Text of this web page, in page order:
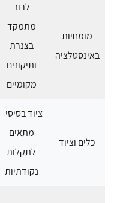
מומחיות
באינסטלציה
לרוב
מתמקד
בצנרת
ותיקונים
מקומיים
כלים וציוד
ציוד בסיסי -
מתאים
לתקלות
נקודתיות